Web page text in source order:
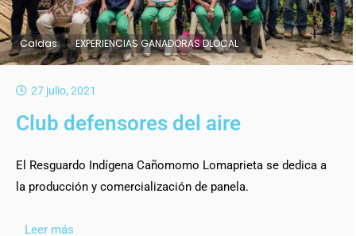
Caldas EXPERIENCIAS GANADORAS DLOCAL
27 julio, 2021
Club defensores del aire
El Resguardo Indígena Cañomomo Lomaprieta se dedica a
la producción y comercialización de panela.
Leer más